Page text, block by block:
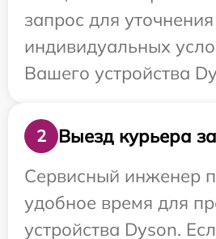
запрос для уточнения
индивидуальных
Вашего устройства
2
Выезд курьера
Сервисный инженер
удобное время для
устройства Dyson.